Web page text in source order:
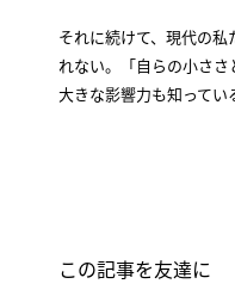
それに続けて、現代の
れない。「自らの小さ
大きな影響力も知ってい
この記事を友達に